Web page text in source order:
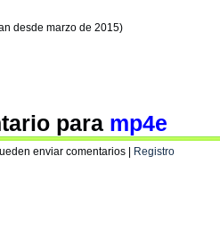
desde marzo de 2015)
para mp4e
enviar comentarios | Registro